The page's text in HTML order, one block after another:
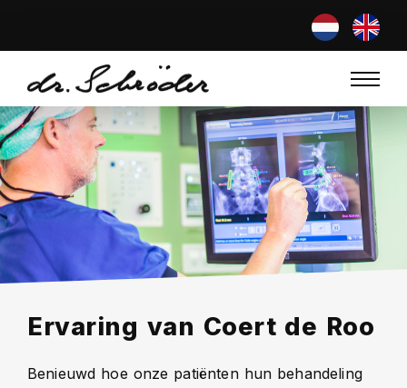
Ervaring van Coert de Roo
Benieuwd hoe onze patiënten hun behandeling